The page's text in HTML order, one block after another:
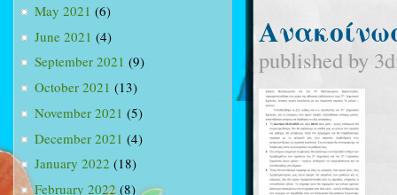
May 2021 (6)
June 2021 (4)
September 2021 (9)
October 2021 (13)
November 2021 (5)
December 2021 (4)
January 2022 (18)
February 2022 (8)
published by